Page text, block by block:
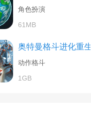
角色扮演
61MB
奥特曼格斗进化重生
动作格斗
1GB